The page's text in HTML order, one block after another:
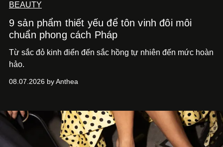
BEAUTY
9 sản phẩm thiết yếu để tôn vinh đôi môi
chuẩn phong cách Pháp
Từ sắc đỏ kinh điển đến sắc hồng tự nhiên đến mức hoàn
hảo.
08.07.2026 by Anthea